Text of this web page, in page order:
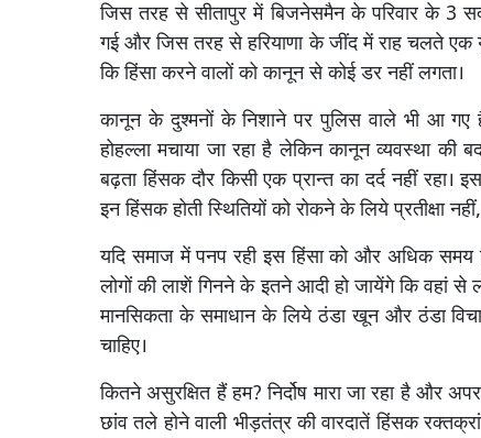
जिस तरह से सीतापुर में बिजनेसमैन के परिवार के 3
गई और जिस तरह से हरियाणा के जींद में राह चलते एक
कि हिंसा करने वालों को कानून से कोई डर नहीं लगता।
कानून के दुश्मनों के निशाने पर पुलिस वाले भी आ गए
होहल्ला मचाया जा रहा है लेकिन कानून व्यवस्था की
बढ़ता हिंसक दौर किसी एक प्रान्त का दर्द नहीं रहा।
इन हिंसक होती स्थितियों को रोकने के लिये प्रतीक्षा
यदि समाज में पनप रही इस हिंसा को और अधिक समय
लोगों की लाशें गिनने के इतने आदी हो जायेंगे कि वहां से
मानसिकता के समाधान के लिये ठंडा खून और ठंडा
चाहिए।
कितने असुरक्षित हैं हम? निर्दोष मारा जा रहा है और
छांव तले होने वाली भीड़तंत्र की वारदातें हिंसक